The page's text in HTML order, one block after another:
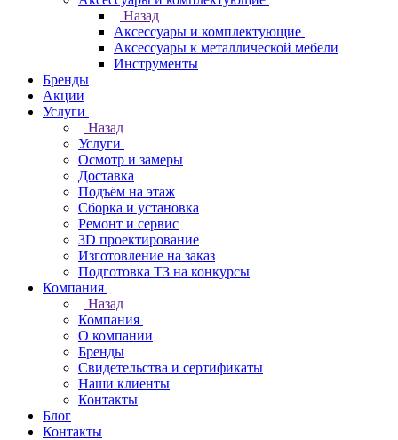
Назад
Аксессуары и комплектующие
Аксессуары к металлической мебели
Инструменты
Бренды
Акции
Услуги
Назад
Услуги
Осмотр и замеры
Доставка
Подъём на этаж
Сборка и установка
Ремонт и сервис
3D проектирование
Изготовление на заказ
Подготовка ТЗ на конкурсы
Компания
Назад
Компания
О компании
Бренды
Свидетельства и сертификаты
Наши клиенты
Контакты
Блог
Контакты